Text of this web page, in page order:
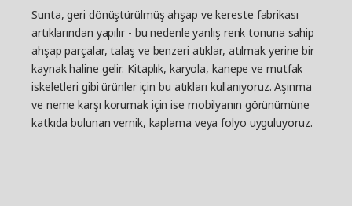
Sunta, geri dönüştürülmüş ahşap ve kereste fabrikası
artıklarından yapılır - bu nedenle yanlış renk tonuna sahip
ahşap parçalar, talaş ve benzeri atıklar, atılmak yerine bir
kaynak haline gelir. Kitaplık, karyola, kanepe ve mutfak
iskeletleri gibi ürünler için bu atıkları kullanıyoruz. Aşınma
ve neme karşı korumak için ise mobilyanın görünümüne
katkıda bulunan vernik, kaplama veya folyo uyguluyoruz.